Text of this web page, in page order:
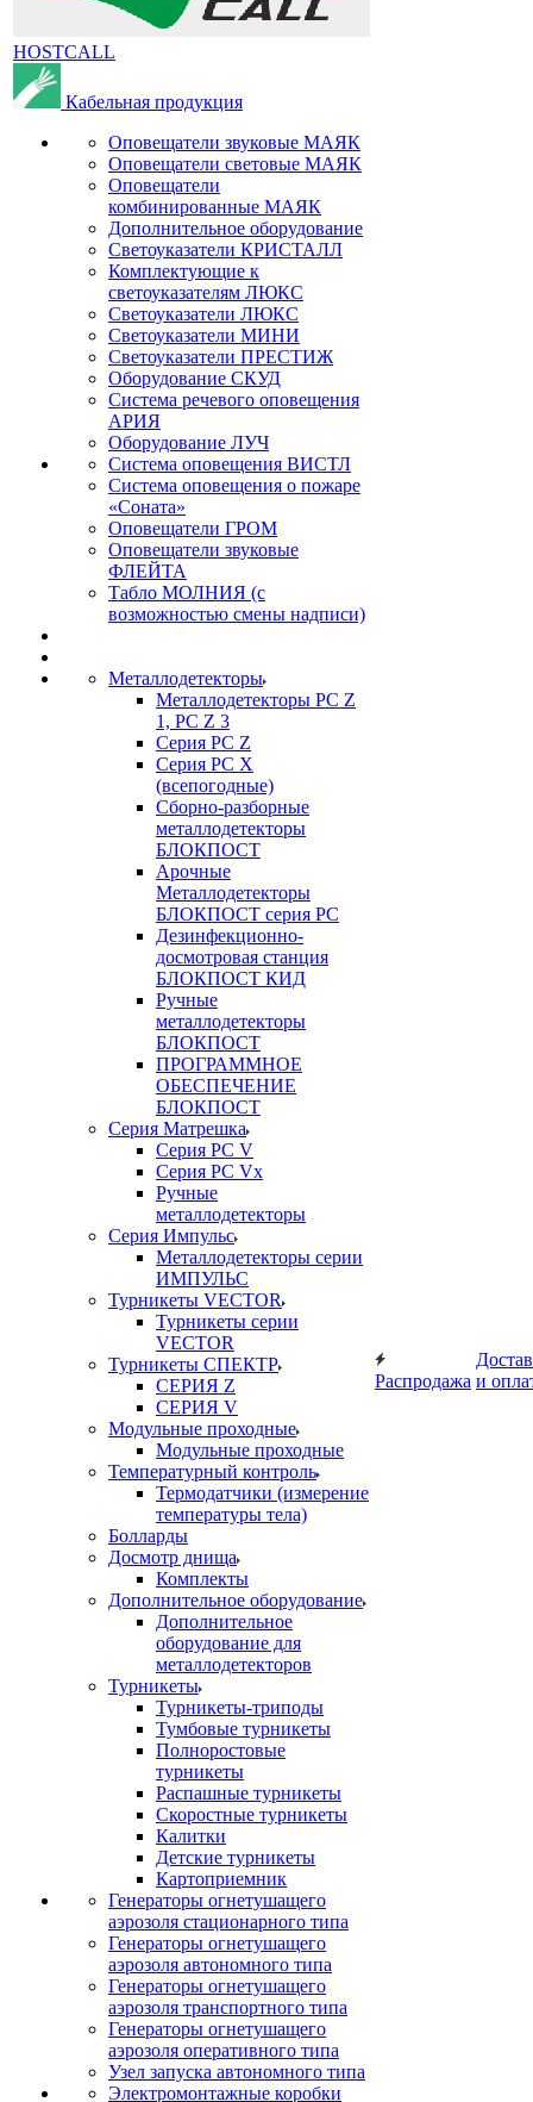
HOSTCALL
Кабельная продукция
Оповещатели звуковые МАЯК
Оповещатели световые МАЯК
Оповещатели
комбинированные МАЯК
Дополнительное оборудование
Светоуказатели КРИСТАЛЛ
Комплектующие к
светоуказателям ЛЮКС
Светоуказатели ЛЮКС
Светоуказатели МИНИ
Светоуказатели ПРЕСТИЖ
Оборудование СКУД
Система речевого оповещения
АРИЯ
Оборудование ЛУЧ
Система оповещения ВИСТЛ
Система оповещения о пожаре
«Соната»
Оповещатели ГРОМ
Оповещатели звуковые
ФЛЕЙТА
Табло МОЛНИЯ (с
возможностью смены надписи)
Металлодетекторы
Металлодетекторы РС Z
1, PC Z 3
Серия РС Z
Серия РС X
(всепогодные)
Сборно-разборные
металлодетекторы
БЛОКПОСТ
Арочные
Металлодетекторы
БЛОКПОСТ серия РС
Дезинфекционно-
досмотровая станция
БЛОКПОСТ КИД
Ручные
металлодетекторы
БЛОКПОСТ
ПРОГРАММНОЕ
ОБЕСПЕЧЕНИЕ
БЛОКПОСТ
Серия Матрешка
Серия PC V
Серия PC Vx
Ручные
металлодетекторы
Серия Импульс
Металлодетекторы серии
ИМПУЛЬС
Турникеты VECTOR
Турникеты серии
VECTOR
Турникеты СПЕКТР
СЕРИЯ Z
СЕРИЯ V
Модульные проходные
Модульные проходные
Температурный контроль
Термодатчики (измерение
температуры тела)
Болларды
Досмотр днища
Комплекты
Дополнительное оборудование
Дополнительное
оборудование для
металлодетекторов
Турникеты
Турникеты-триподы
Тумбовые турникеты
Полноростовые
турникеты
Распашные турникеты
Скоростные турникеты
Калитки
Детские турникеты
Картоприемник
Генераторы огнетушащего
аэрозоля стационарного типа
Генераторы огнетушащего
аэрозоля автономного типа
Генераторы огнетушащего
аэрозоля транспортного типа
Генераторы огнетушащего
аэрозоля оперативного типа
Узел запуска автономного типа
Электромонтажные коробки
Распродажа и